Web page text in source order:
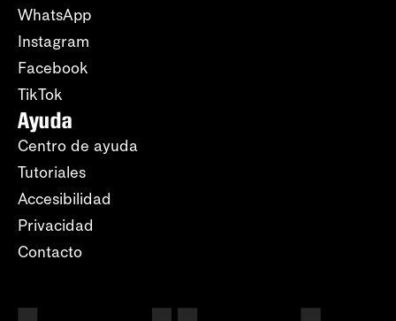
WhatsApp
Instagram
Facebook
TikTok
Ayuda
Centro de ayuda
Tutoriales
Accesibilidad
Privacidad
Contacto